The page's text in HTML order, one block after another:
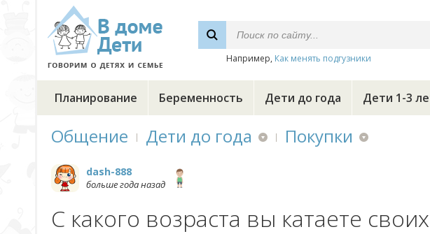
Например, Как менять подгузники
Планирование Беременность Дети до года Дети 1-3
Общение Дети до года Покупки
dash-888
больше года назад
С какого возраста вы катаете